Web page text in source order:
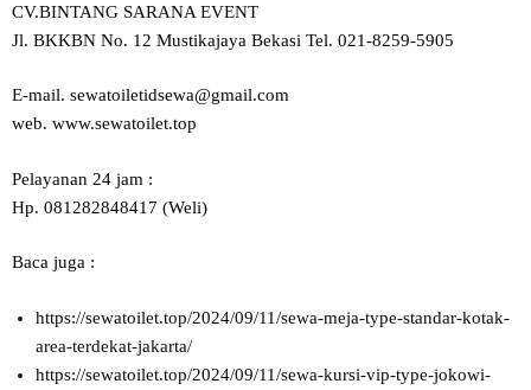
CV.BINTANG SARANA EVENT
Jl. BKKBN No. 12 Mustikajaya Bekasi Tel. 021-8259-5905
E-mail. sewatoiletidsewa@gmail.com
web. www.sewatoilet.top
Pelayanan 24 jam :
Hp. 081282848417 (Weli)
Baca juga :
https://sewatoilet.top/2024/09/11/sewa-meja-type-standar-kotak-
area-terdekat-jakarta/
https://sewatoilet.top/2024/09/11/sewa-kursi-vip-type-jokowi-